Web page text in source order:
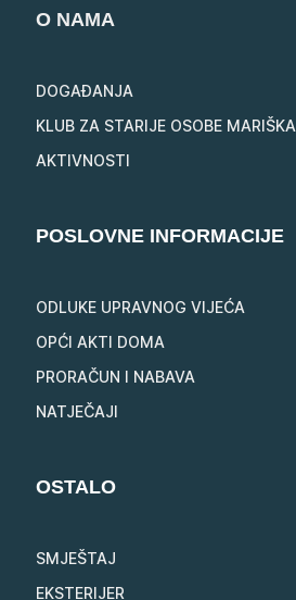
O NAMA
DOGAĐANJA
KLUB ZA STARIJE OSOBE MARIŠKA
AKTIVNOSTI
POSLOVNE INFORMACIJE
ODLUKE UPRAVNOG VIJEĆA
OPĆI AKTI DOMA
PRORAČUN I NABAVA
NATJEČAJI
OSTALO
SMJEŠTAJ
EKSTERIJER